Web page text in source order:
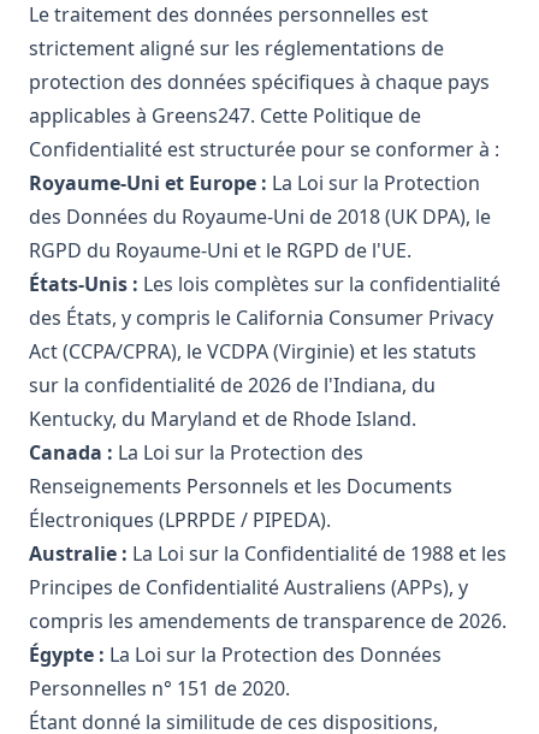
Le traitement des données personnelles est
strictement aligné sur les réglementations de
protection des données spécifiques à chaque pays
applicables à Greens247. Cette Politique de
Confidentialité est structurée pour se conformer à :
Royaume-Uni et Europe : La Loi sur la Protection
des Données du Royaume-Uni de 2018 (UK DPA), le
RGPD du Royaume-Uni et le RGPD de l'UE.
États-Unis : Les lois complètes sur la confidentialité
des États, y compris le California Consumer Privacy
Act (CCPA/CPRA), le VCDPA (Virginie) et les statuts
sur la confidentialité de 2026 de l'Indiana, du
Kentucky, du Maryland et de Rhode Island.
Canada : La Loi sur la Protection des
Renseignements Personnels et les Documents
Électroniques (LPRPDE / PIPEDA).
Australie : La Loi sur la Confidentialité de 1988 et les
Principes de Confidentialité Australiens (APPs), y
compris les amendements de transparence de 2026.
Égypte : La Loi sur la Protection des Données
Personnelles n° 151 de 2020.
Étant donné la similitude de ces dispositions,